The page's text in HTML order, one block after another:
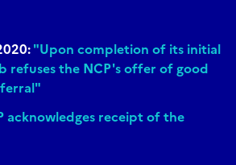
"Upon completion of its initial
refuses the NCP's offer of good
acknowledges receipt of the